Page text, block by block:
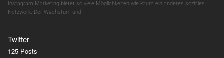
Instagram Marketing bietet so viele Möglichkeiten wie kaum ein anderes soziales
Netzwerk. Der Wachstum und…
Twitter
125 Posts